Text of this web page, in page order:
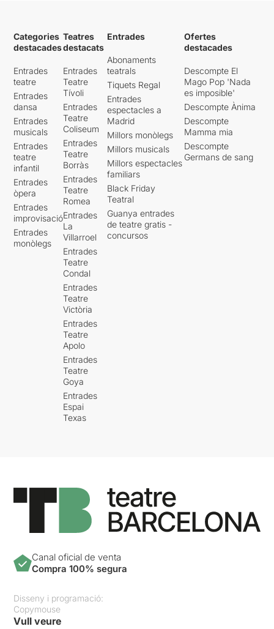
Categories
destacades
Entrades
teatre
Entrades
dansa
Entrades
musicals
Entrades
teatre
infantil
Entrades
òpera
Entrades
improvisació
Entrades
monòlegs
Teatres
destacats
Entrades
Teatre
Tívoli
Entrades
Teatre
Coliseum
Entrades
Teatre
Borràs
Entrades
Teatre
Romea
Entrades
La
Villarroel
Entrades
Teatre
Condal
Entrades
Teatre
Victòria
Entrades
Teatre
Apolo
Entrades
Teatre
Goya
Entrades
Espai
Texas
Entrades
Abonaments
teatrals
Tiquets Regal
Entrades
espectacles a
Madrid
Millors monòlegs
Millors musicals
Millors espectacles
familiars
Black Friday
Teatral
Guanya entrades
de teatre gratis -
concursos
Ofertes
destacades
Descompte El
Mago Pop 'Nada
es imposible'
Descompte Ànima
Descompte
Mamma mia
Descompte
Germans de sang
Canal oficial de venta
Compra 100% segura
Disseny i programació:
Copymouse
Vull veure